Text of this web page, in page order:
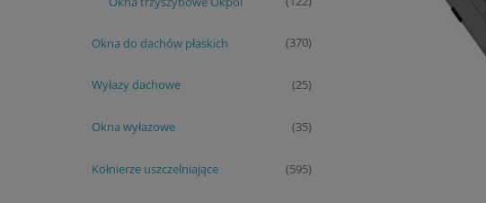
Okna do dachów płaskich (370)
Wyłazy dachowe (25)
Okna wyłazowe (35)
Kołnierze uszczelniające (595)